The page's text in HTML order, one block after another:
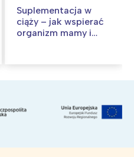
Suplementacja w
ciąży – jak wspierać
organizm mamy i